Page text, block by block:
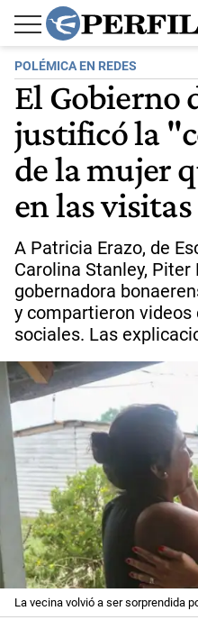
POLÉMICA EN REDES
El Gobierno
justificó la
de la mujer
en las
A Patricia Erazo, de
Carolina Stanley, Piter
gobernadora
y compartieron videos
sociales. Las
La vecina volvió a ser sorprendida